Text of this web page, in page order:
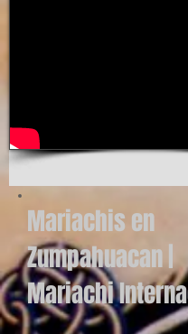
Mariachis en
Zumpahuacan |
Mariachi